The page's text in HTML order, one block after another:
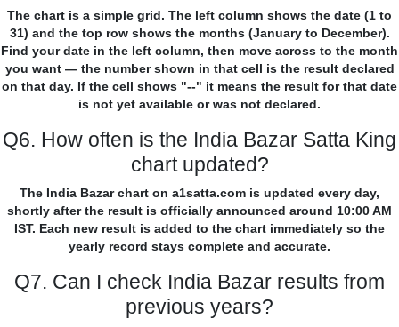
The chart is a simple grid. The left column shows the date (1 to
31) and the top row shows the months (January to December).
Find your date in the left column, then move across to the month
you want — the number shown in that cell is the result declared
on that day. If the cell shows "--" it means the result for that date
is not yet available or was not declared.
Q6. How often is the India Bazar Satta King
chart updated?
The India Bazar chart on a1satta.com is updated every day,
shortly after the result is officially announced around 10:00 AM
IST. Each new result is added to the chart immediately so the
yearly record stays complete and accurate.
Q7. Can I check India Bazar results from
previous years?